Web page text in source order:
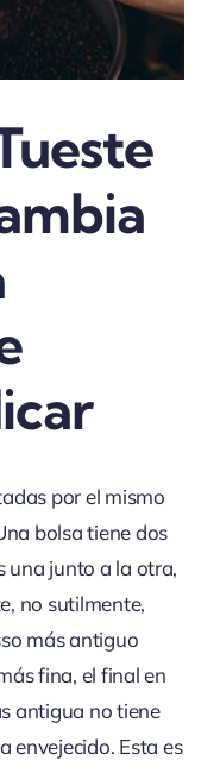
por el mismo
bolsa tiene dos
una junto a la otra,
no sutilmente,
más antiguo
fina, el final en
antigua no tiene
envejecido. Esta es